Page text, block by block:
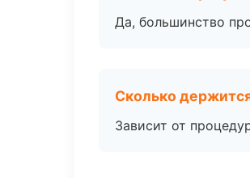
Да, большинство
Сколько
Зависит от